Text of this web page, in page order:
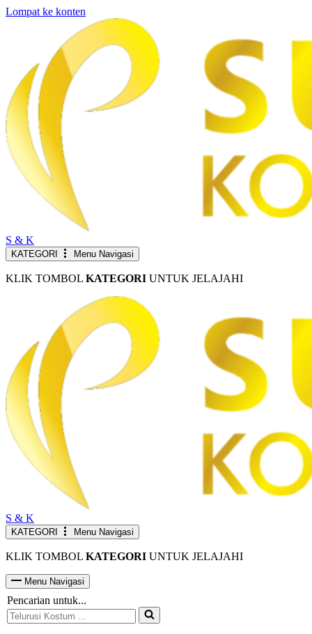
Lompat ke konten
S & K
KATEGORI Menu Navigasi
KLIK TOMBOL KATEGORI UNTUK JELAJAHI
S & K
KATEGORI Menu Navigasi
KLIK TOMBOL KATEGORI UNTUK JELAJAHI
Menu Navigasi
Pencarian untuk...